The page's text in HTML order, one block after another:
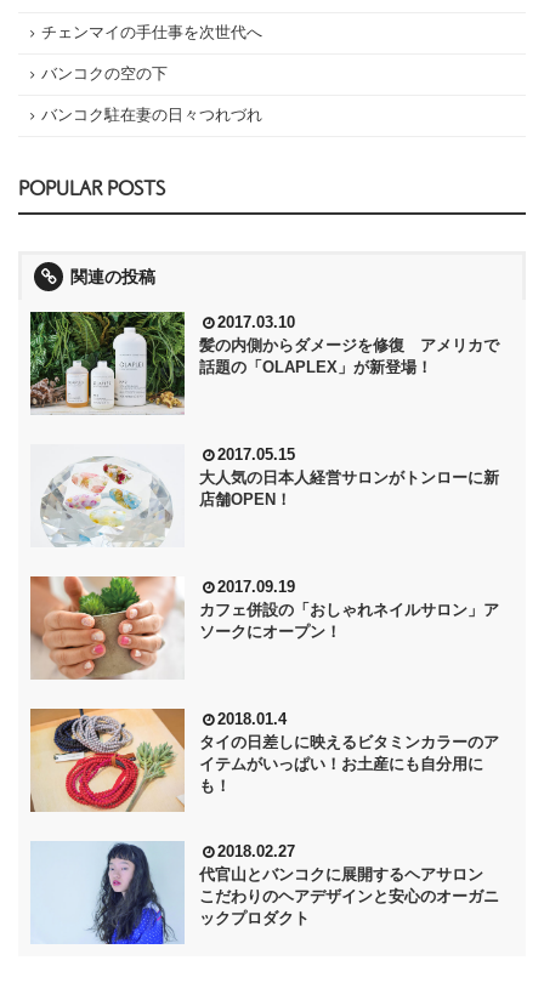
チェンマイの手仕事を次世代へ
バンコクの空の下
バンコク駐在妻の日々つれづれ
POPULAR POSTS
関連の投稿
2017.03.10
髪の内側からダメージを修復 アメリカで
話題の「OLAPLEX」が新登場！
2017.05.15
大人気の日本人経営サロンがトンローに新
店舗OPEN！
2017.09.19
カフェ併設の「おしゃれネイルサロン」ア
ソークにオープン！
2018.01.4
タイの日差しに映えるビタミンカラーのア
イテムがいっぱい！お土産にも自分用に
も！
2018.02.27
代官山とバンコクに展開するヘアサロン
こだわりのヘアデザインと安心のオーガニ
ックプロダクト